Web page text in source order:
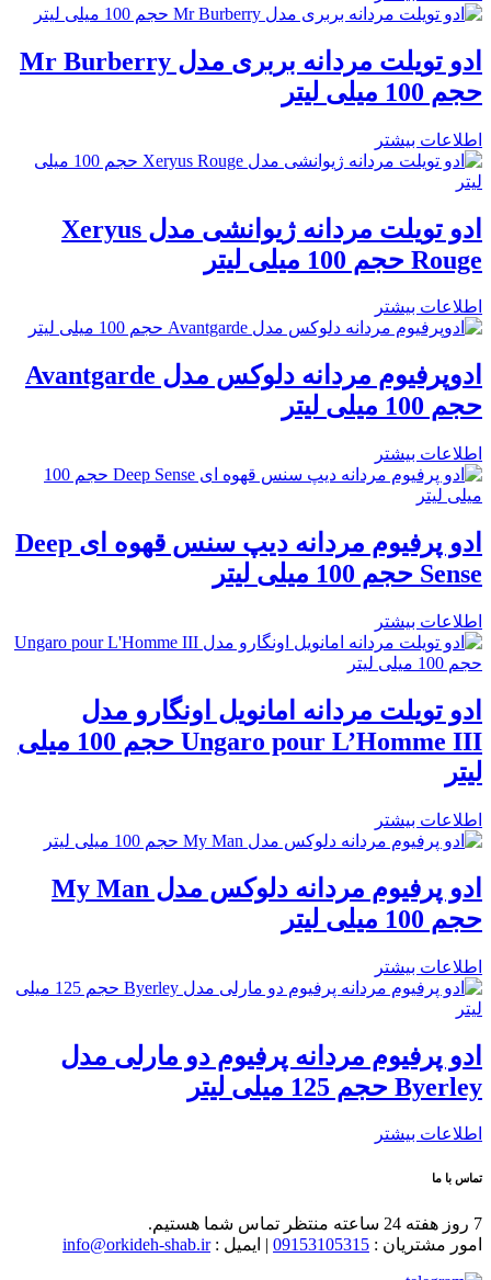
ادو تویلت مردانه بربری مدل Mr Burberry
حجم 100 میلی لیتر
اطلاعات بیشتر
ادو تویلت مردانه ژیوانشی مدل Xeryus
Rouge حجم 100 میلی لیتر
اطلاعات بیشتر
ادوپرفیوم مردانه دلوکس مدل Avantgarde
حجم 100 میلی لیتر
اطلاعات بیشتر
ادو پرفیوم مردانه دیپ سنس قهوه ای Deep
Sense حجم 100 میلی لیتر
اطلاعات بیشتر
ادو تویلت مردانه امانویل اونگارو مدل
Ungaro pour L’Homme III حجم 100 میلی
لیتر
اطلاعات بیشتر
ادو پرفیوم مردانه دلوکس مدل My Man
حجم 100 میلی لیتر
اطلاعات بیشتر
ادو پرفیوم مردانه پرفیوم دو مارلی مدل
Byerley حجم 125 میلی لیتر
اطلاعات بیشتر
تماس با ما
7 روز هفته 24 ساعته منتظر تماس شما هستیم.
امور مشتریان : 09153105315 | ایمیل :info@orkideh-shab.ir